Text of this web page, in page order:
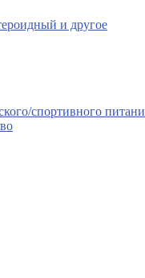
и другое
спортивного